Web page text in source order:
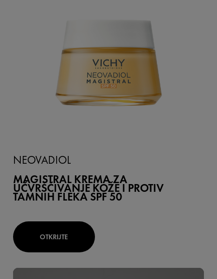
NEOVADIOL
MAGISTRAL KREMA ZA
UČVRŠĆIVANJE KOŽE I PROTIV
TAMNIH FLEKA SPF 50
OTKRIJTE